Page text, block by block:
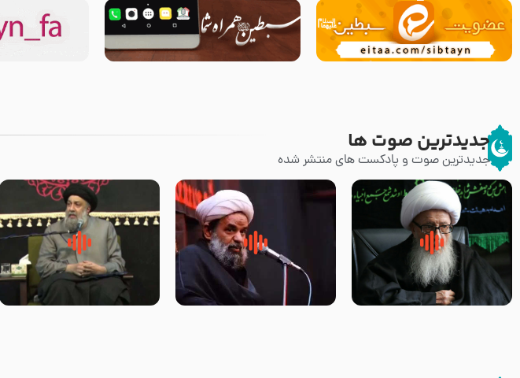
جدیدترین صوت ها
جدیدترین صوت و پادکست های منتشر شده
زوّار اربعین امام حسین (علیه
السلام) با این اشتیاق به زیارت
روضه جانسوز پاره های جگر امام
حسن مجتبی علیه السلام-حجت
لقب حضرت رقیه سلام الله علیها
به چه معناست – حجت الاسلام